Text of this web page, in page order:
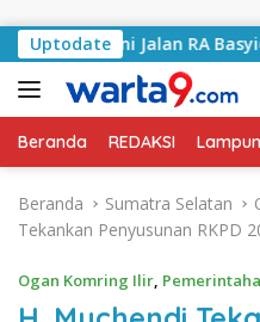
Uptodate
Jalan RA Basyid,
Beranda REDAKSI
Beranda Sumatra Selatan
Tekankan Penyusunan RKPD
Ogan Komring Ilir,